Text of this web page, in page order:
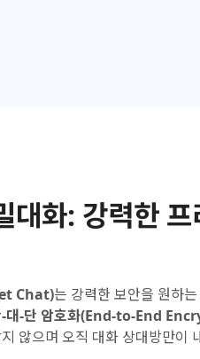
대화: 강력한
Chat)는 강력한 보안을 원하
-대-단 암호화(End-to-End
않으며 오직 대화 상대방만이